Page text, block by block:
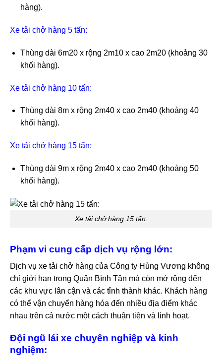
hàng).
Xe tải chở hàng 5 tấn:
Thùng dài 6m20 x rộng 2m10 x cao 2m20 (khoảng 30
khối hàng).
Xe tải chở hàng 10 tấn:
Thùng dài 8m x rộng 2m40 x cao 2m40 (khoảng 40
khối hàng).
Xe tải chở hàng 15 tấn:
Thùng dài 9m x rộng 2m40 x cao 2m40 (khoảng 50
khối hàng).
Xe tải chở hàng 15 tấn:
Phạm vi cung cấp dịch vụ rộng lớn:
Dịch vụ xe tải chở hàng của Công ty Hùng Vương không
chỉ giới hạn trong Quận Bình Tân mà còn mở rộng đến
các khu vực lân cận và các tỉnh thành khác. Khách hàng
có thể vận chuyển hàng hóa đến nhiều địa điểm khác
nhau trên cả nước một cách thuận tiện và linh hoạt.
Đội ngũ lái xe chuyên nghiệp và kinh
nghiệm: